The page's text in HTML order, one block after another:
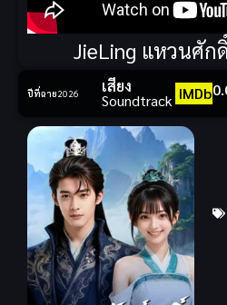
JieLing แหวนศัก
ปีที่ฉาย2026 เสียง
Soundtrack IMDb